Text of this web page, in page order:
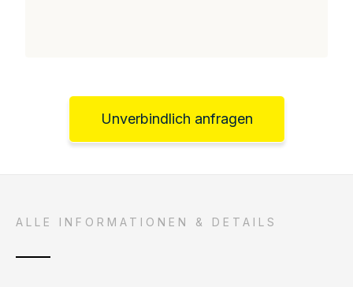
Unverbindlich anfragen
ALLE INFORMATIONEN & DETAILS